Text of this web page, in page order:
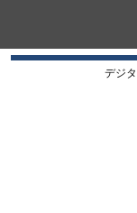
デジ